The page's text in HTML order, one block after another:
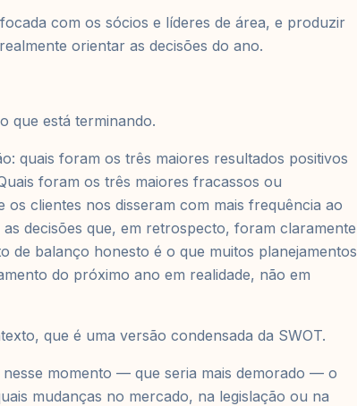
com os sócios e líderes de área, e produzir
orientar as decisões do ano.
que está terminando.
quais foram os três maiores resultados positivos
foram os três maiores fracassos ou
clientes nos disseram com mais frequência ao
decisões que, em retrospecto, foram claramente
de balanço honesto é o que muitos planejamentos
do próximo ano em realidade, não em
que é uma versão condensada da SWOT.
momento — que seria mais demorado — o
mudanças no mercado, na legislação ou na